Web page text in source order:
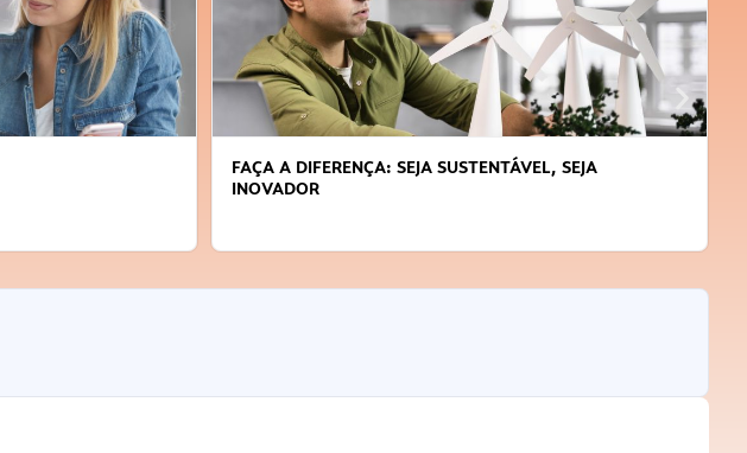
FAÇA A DIFERENÇA: SEJA SUSTENTÁVEL, SEJA
INOVADOR